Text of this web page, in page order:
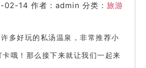
02-14 作者：admin 分类： 旅游
多好玩的私汤温泉，非常推荐小
哦！那么接下来就让我们一起来